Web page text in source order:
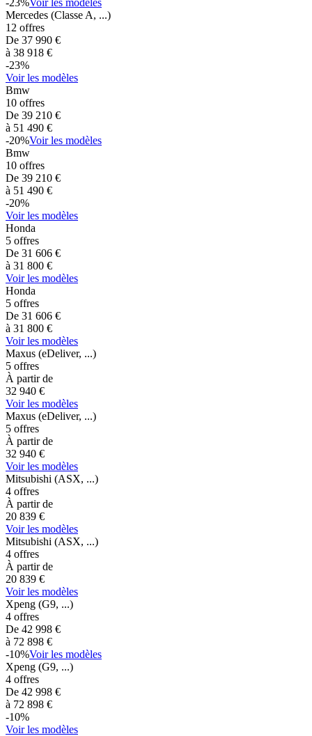
Mercedes (Classe A, ...)
12 offres
De 37 990 €
à 38 918 €
-23%
Voir les modèles
Bmw
10 offres
De 39 210 €
à 51 490 €
-20%Voir les modèles
Bmw
10 offres
De 39 210 €
à 51 490 €
-20%
Voir les modèles
Honda
5 offres
De 31 606 €
à 31 800 €
Voir les modèles
Honda
5 offres
De 31 606 €
à 31 800 €
Voir les modèles
Maxus (eDeliver, ...)
5 offres
À partir de
32 940 €
Voir les modèles
Maxus (eDeliver, ...)
5 offres
À partir de
32 940 €
Voir les modèles
Mitsubishi (ASX, ...)
4 offres
À partir de
20 839 €
Voir les modèles
Mitsubishi (ASX, ...)
4 offres
À partir de
20 839 €
Voir les modèles
Xpeng (G9, ...)
4 offres
De 42 998 €
à 72 898 €
-10%Voir les modèles
Xpeng (G9, ...)
4 offres
De 42 998 €
à 72 898 €
-10%
Voir les modèles